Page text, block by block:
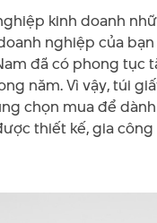
kinh doanh
nghiệp của
đã có phong
năm. Vì vậy, túi
chọn mua để
thiết kế, gia